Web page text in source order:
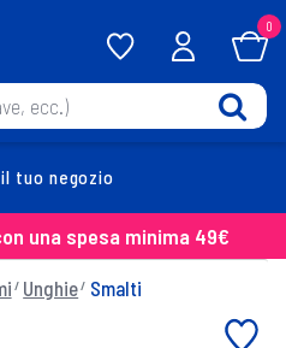
0
tuo negozio
una spesa minima 49€
Unghie Smalti